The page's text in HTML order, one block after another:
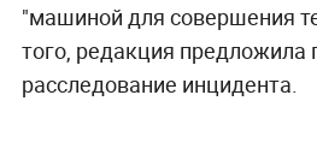
"машиной для совершения
того, редакция предложила
расследование инцидента.